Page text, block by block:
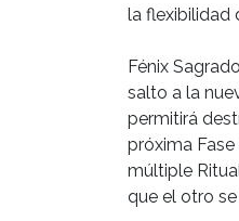
la flexibilidad
Fénix
salto a la
permitirá
próxima
múltiple
que el otro